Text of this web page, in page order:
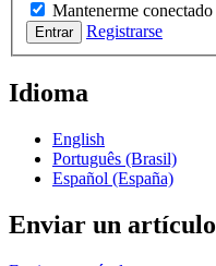
Mantenerme conectado
Entrar Registrarse
Idioma
English
Português (Brasil)
Español (España)
Enviar un artículo